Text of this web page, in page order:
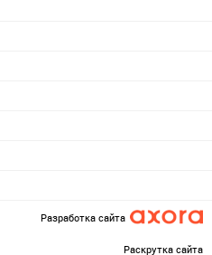
Разработка сайта
Раскрутка сайта